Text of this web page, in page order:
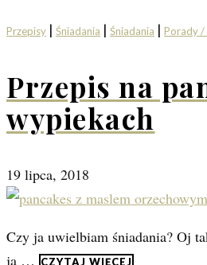
Przepisy | Śniadania | Śniadania | Porady /
Przepis na
wypiekach
19 lipca, 2018
Czy ja uwielbiam śniadania? Oj
ja …
CZYTAJ WIĘCEJ